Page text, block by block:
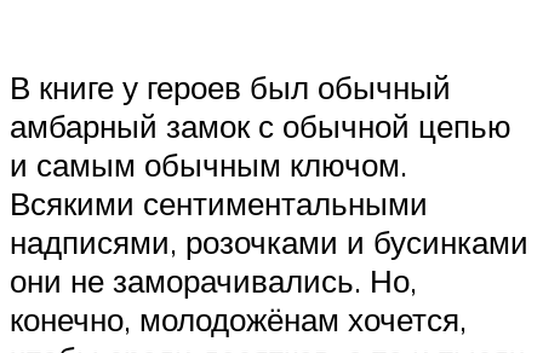
В книге у героев был обычный
амбарный замок с обычной цепью
и самым обычным ключом.
Всякими сентиментальными
надписями, розочками и бусинками
они не заморачивались. Но,
конечно, молодожёнам хочется,